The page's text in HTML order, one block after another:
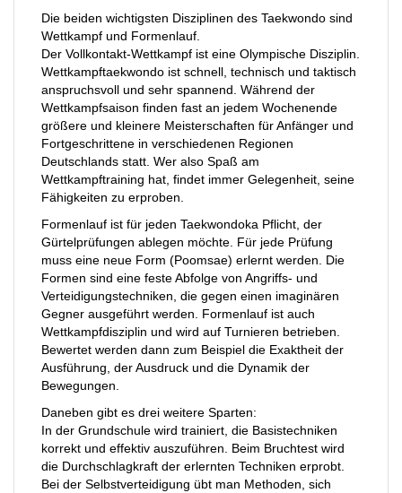
Die beiden wichtigsten Disziplinen des Taekwondo sind
Wettkampf und Formenlauf.
Der Vollkontakt-Wettkampf ist eine Olympische Disziplin.
Wettkampftaekwondo ist schnell, technisch und taktisch
anspruchsvoll und sehr spannend. Während der
Wettkampfsaison finden fast an jedem Wochenende
größere und kleinere Meisterschaften für Anfänger und
Fortgeschrittene in verschiedenen Regionen
Deutschlands statt. Wer also Spaß am
Wettkampftraining hat, findet immer Gelegenheit, seine
Fähigkeiten zu erproben.
Formenlauf ist für jeden Taekwondoka Pflicht, der
Gürtelprüfungen ablegen möchte. Für jede Prüfung
muss eine neue Form (Poomsae) erlernt werden. Die
Formen sind eine feste Abfolge von Angriffs- und
Verteidigungstechniken, die gegen einen imaginären
Gegner ausgeführt werden. Formenlauf ist auch
Wettkampfdisziplin und wird auf Turnieren betrieben.
Bewertet werden dann zum Beispiel die Exaktheit der
Ausführung, der Ausdruck und die Dynamik der
Bewegungen.
Daneben gibt es drei weitere Sparten:
In der Grundschule wird trainiert, die Basistechniken
korrekt und effektiv auszuführen. Beim Bruchtest wird
die Durchschlagkraft der erlernten Techniken erprobt.
Bei der Selbstverteidigung übt man Methoden, sich